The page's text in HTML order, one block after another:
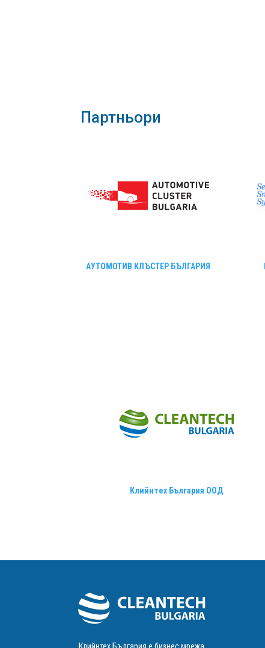
Партньори
АУТОМОТИВ КЛЪСТЕР БЪЛГАРИЯ
Клийнтех България ООД